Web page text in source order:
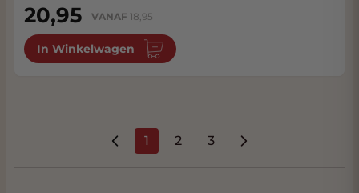
20,95 VANAF 18,95
In Winkelwagen
U lees momenteel pagina
1 Pagina
2 Pagina
3